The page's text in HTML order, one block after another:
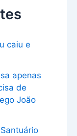
caiu e
apenas
de
João